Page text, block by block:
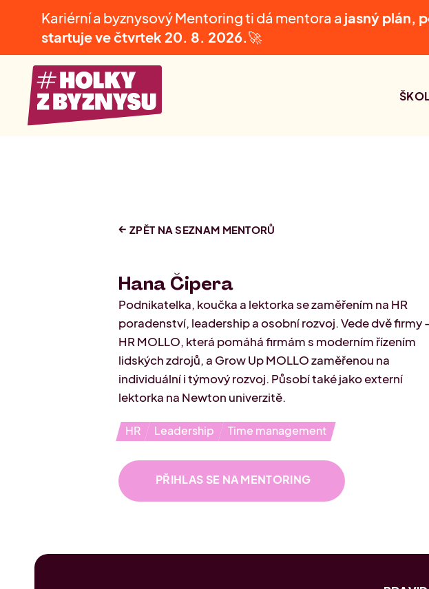
Kariérní a byznysový Mentoring ti dá mentora a jasný plán,
startuje ve čtvrtek 20. 8. 2026.🚀
ZPĚT NA SEZNAM MENTORŮ
Hana Čipera
Podnikatelka, koučka a lektorka se zaměřením na HR
poradenství, leadership a osobní rozvoj. Vede dvě firmy
HR MOLLO, která pomáhá firmám s moderním řízením
lidských zdrojů, a Grow Up MOLLO zaměřenou na
individuální i týmový rozvoj. Působí také jako externí
lektorka na Newton univerzitě.
HR Leadership Time management
PŘIHLAS SE NA MENTORING